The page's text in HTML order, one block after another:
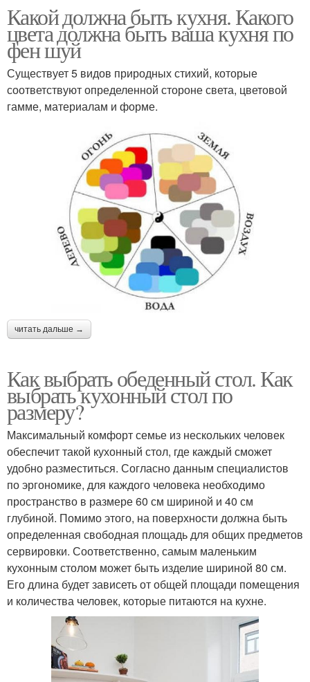
Какой должна быть кухня. Какого
цвета должна быть ваша кухня по
фен шуй
Существует 5 видов природных стихий, которые
соответствуют определенной стороне света, цветовой
гамме, материалам и форме.
читать дальше →
Как выбрать обеденный стол. Как
выбрать кухонный стол по
размеру?
Максимальный комфорт семье из нескольких человек
обеспечит такой кухонный стол, где каждый сможет
удобно разместиться. Согласно данным специалистов
по эргономике, для каждого человека необходимо
пространство в размере 60 см шириной и 40 см
глубиной. Помимо этого, на поверхности должна быть
определенная свободная площадь для общих предметов
сервировки. Соответственно, самым маленьким
кухонным столом может быть изделие шириной 80 см.
Его длина будет зависеть от общей площади помещения
и количества человек, которые питаются на кухне.